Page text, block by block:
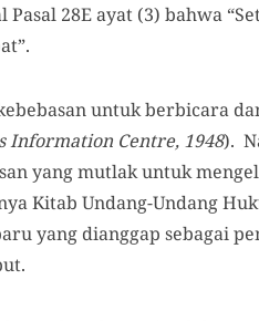
28E ayat (3) bahwa
untuk berbicara
Information Centre, 1948).
yang mutlak untuk
Kitab Undang-Undang
yang dianggap sebagai